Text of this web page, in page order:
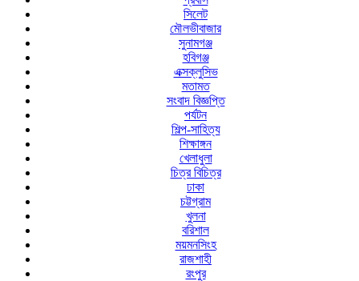
সিলেট
মৌলভীবাজার
সুনামগঞ্জ
হবিগঞ্জ
এক্সক্লুসিভ
মতামত
সংবাদ বিজ্ঞপ্তি
পর্যটন
শিল্প-সাহিত্য
শিক্ষাঙ্গন
খেলাধুলা
চিত্র বিচিত্র
ঢাকা
চট্টগ্রাম
খুলনা
বরিশাল
ময়মনসিংহ
রাজশাহী
রংপুর